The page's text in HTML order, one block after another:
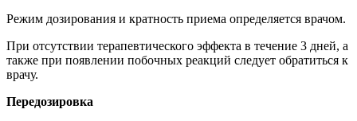
Режим дозирования и кратность приема определяется врачом.
При отсутствии терапевтического эффекта в течение 3 дней, а
также при появлении побочных реакций следует обратиться к
врачу.
Передозировка